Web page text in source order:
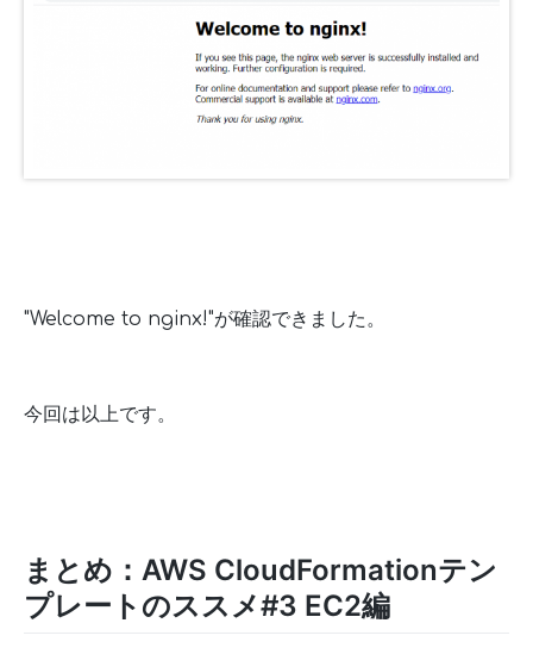
"Welcome to nginx!"が確認できました。
今回は以上です。
まとめ：AWS CloudFormationテン
プレートのススメ#3 EC2編